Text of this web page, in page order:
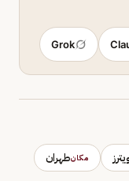
Grok
مكانطهران